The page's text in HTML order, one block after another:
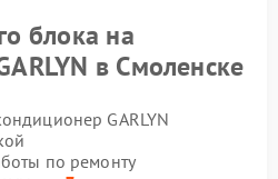
блока на
в Смоленске
GARLYN
по ремонту